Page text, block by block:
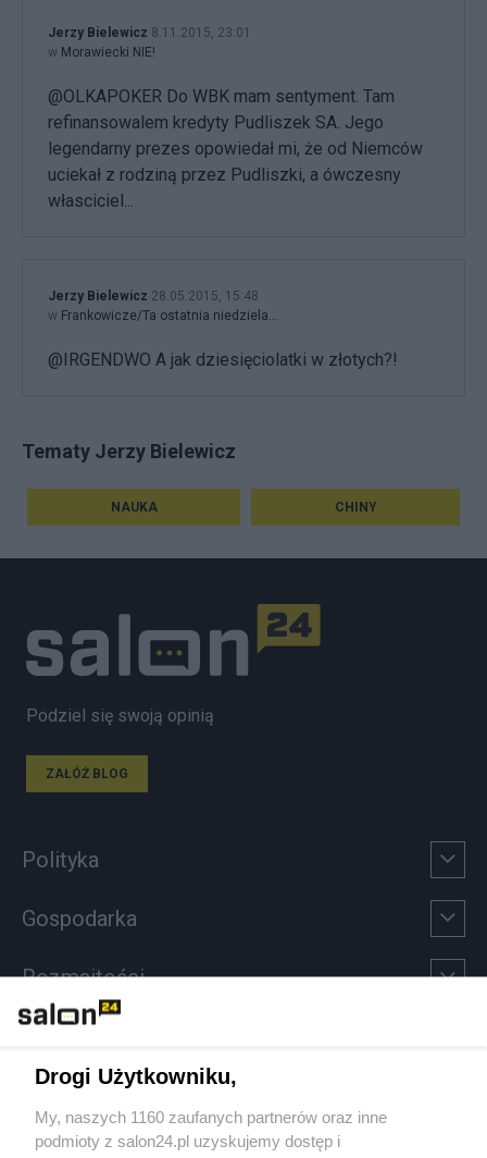
Jerzy Bielewicz 8.11.2015, 23:01
w Morawiecki NIE!
@OLKAPOKER Do WBK mam sentyment. Tam
refinansowalem kredyty Pudliszek SA. Jego
legendarny prezes opowiedał mi, że od Niemców
uciekał z rodziną przez Pudliszki, a ówczesny
własciciel...
Jerzy Bielewicz 28.05.2015, 15:48
w Frankowicze/Ta ostatnia niedziela...
@IRGENDWO A jak dziesięciolatki w złotych?!
Tematy Jerzy Bielewicz
NAUKA CHINY
Podziel się swoją opinią
ZAŁÓŻ BLOG
Polityka
Gospodarka
Rozmaitości
Sport
Drogi Użytkowniku,
My, naszych 1160 zaufanych partnerów oraz inne
podmioty z salon24.pl uzyskujemy dostęp i